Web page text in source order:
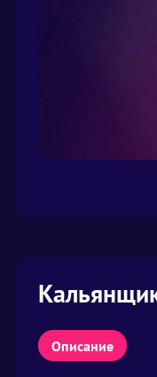
Описание